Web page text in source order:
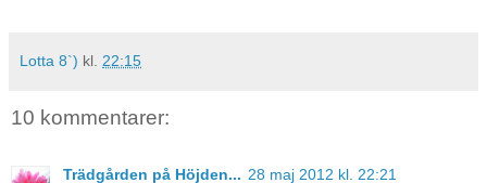
Lotta 8`) kl. 22:15
10 kommentarer:
Trädgården på Höjden... 28 maj 2012 kl. 22:21